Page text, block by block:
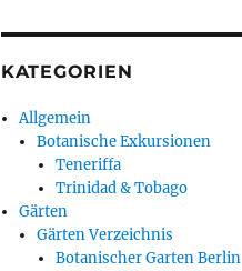
KATEGORIEN
Allgemein
Botanische Exkursionen
Teneriffa
Trinidad & Tobago
Gärten
Gärten Verzeichnis
Botanischer Garten Berlin